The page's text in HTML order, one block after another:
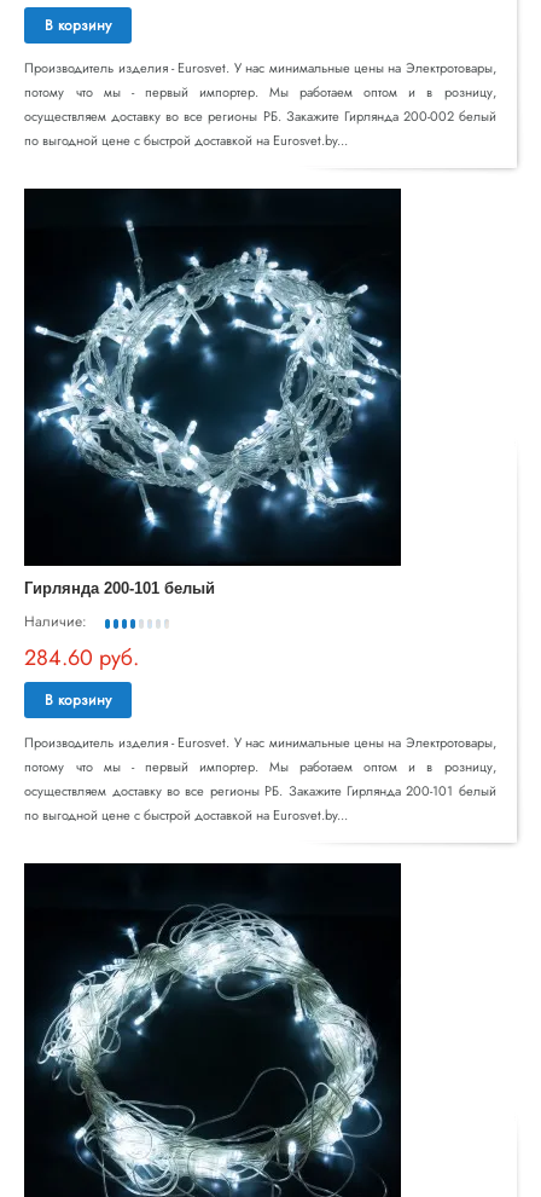
В корзину
Производитель изделия - Eurosvet. У нас минимальные цены на Электротовары,
потому что мы - первый импортер. Мы работаем оптом и в розницу,
осуществляем доставку во все регионы РБ. Закажите Гирлянда 200-002 белый
по выгодной цене с быстрой доставкой на Eurosvet.by...
Гирлянда 200-101 белый
Наличие:
284.60 руб.
В корзину
Производитель изделия - Eurosvet. У нас минимальные цены на Электротовары,
потому что мы - первый импортер. Мы работаем оптом и в розницу,
осуществляем доставку во все регионы РБ. Закажите Гирлянда 200-101 белый
по выгодной цене с быстрой доставкой на Eurosvet.by...